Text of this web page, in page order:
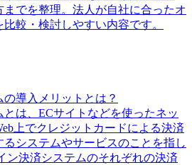
でを整理。法人が自社に合ったオ
較・検討しやすい内容です。
導入メリットとは？
は、ECサイトなどを使ったネッ
上でクレジットカードによる決済
システムやサービスのことを指し
ン決済システムのそれぞれの決済